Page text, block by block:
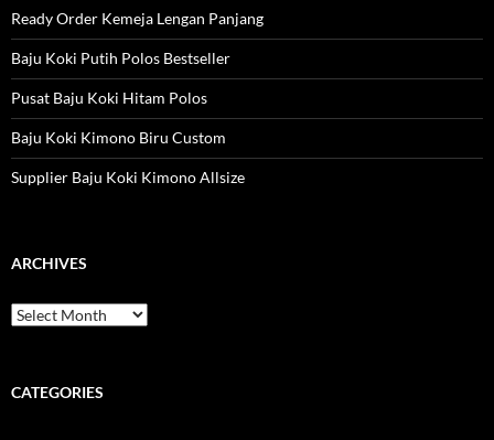
Ready Order Kemeja Lengan Panjang
Baju Koki Putih Polos Bestseller
Pusat Baju Koki Hitam Polos
Baju Koki Kimono Biru Custom
Supplier Baju Koki Kimono Allsize
ARCHIVES
Archives
CATEGORIES